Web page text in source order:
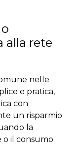
alla rete
nelle
e pratica,
con
un risparmio
la
o il consumo